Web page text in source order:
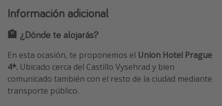
Información adicional
🏨 ¿Dónde te alojarás?
En esta ocasión, te proponemos el Union Hotel Prague
4*. Ubicado cerca del Castillo Vysehrad y bien
comunicado también con el resto de la ciudad mediante
transporte público.